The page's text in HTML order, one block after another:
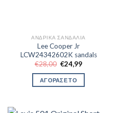
ΑΝΔΡΙΚΆ ΣΑΝΔΆΛΙΑ
Lee Cooper Jr
LCW24342602K sandals
€28,00 Original
price
was:
€28,00.
€24,99Η
τιμή
ΑΓΟΡΑΣΕ ΤΟ